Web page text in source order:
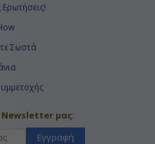
Ερωτήσεις!
Σωστά
Newsletter μας:
Εγγραφή